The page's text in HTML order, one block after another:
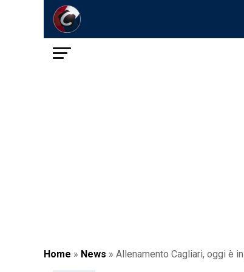
Home » News » Allenamento Cagliari, oggi è